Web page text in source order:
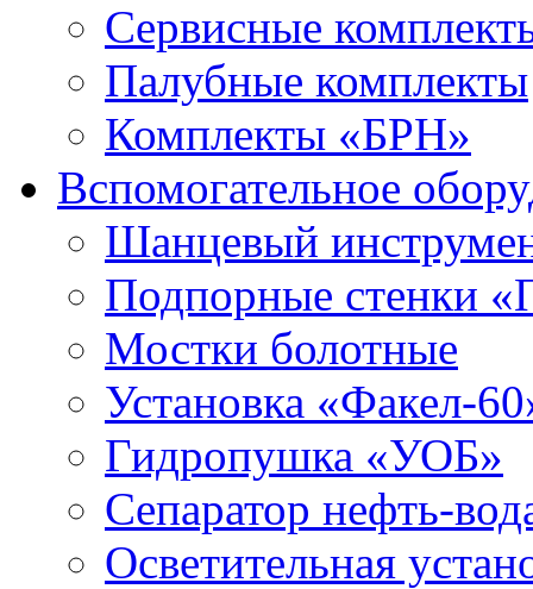
Сервисные
Палубные комплекты
Комплекты «БРН»
Вспомогательное
Шанцевый
Подпорные стенки
Мостки болотные
Установка «Факел-
Гидропушка «УОБ»
Сепаратор нефть-
Осветительная